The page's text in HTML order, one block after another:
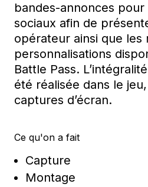
bandes-annonces pour
sociaux afin de
opérateur ainsi que les
personnalisations
Battle Pass.
été réalisée dans le
captures d’écran.
Ce qu'on a fait
Capture
Montage